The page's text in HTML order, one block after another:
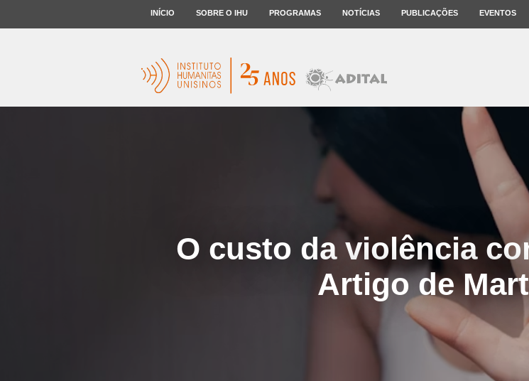
INÍCIO SOBRE O IHU PROGRAMAS NOTÍCIAS PUBLICAÇÕES EVENTOS
O custo da violência
Artigo de